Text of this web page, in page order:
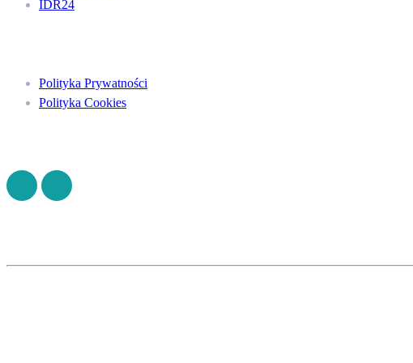
IDR24
Polityka Prywatności
Polityka Cookies